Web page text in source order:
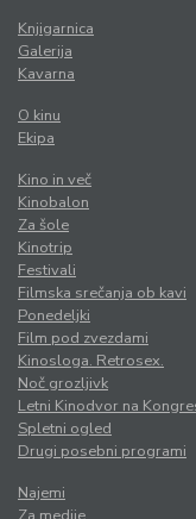
Knjigarnica
Galerija
Kavarna
O kinu
Ekipa
Kino in več
Kinobalon
Za šole
Kinotrip
Festivali
Filmska srečanja ob kavi
Ponedeljki
Film pod zvezdami
Kinosloga. Retrosex.
Noč grozljivk
Letni Kinodvor na
Spletni ogled
Drugi posebni programi
Najemi